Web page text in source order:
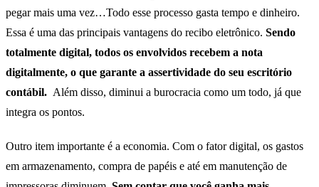
pegar mais uma vez…Todo esse processo gasta tempo e dinheiro.
Essa é uma das principais vantagens do recibo eletrônico. Sendo
totalmente digital, todos os envolvidos recebem a nota
digitalmente, o que garante a assertividade do seu escritório
contábil. Além disso, diminui a burocracia como um todo, já que
integra os pontos.
Outro item importante é a economia. Com o fator digital, os gastos
em armazenamento, compra de papéis e até em manutenção de